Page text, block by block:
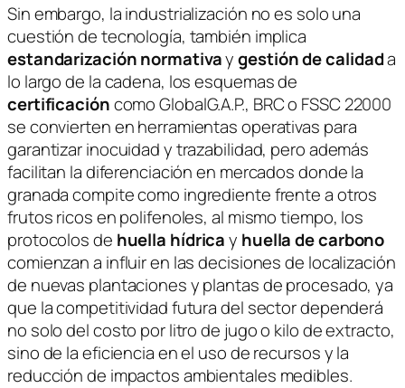
Sin embargo, la industrialización no es solo una
cuestión de tecnología, también implica
estandarización normativaygestión de calidada
lo largo de la cadena, los esquemas de
certificacióncomo GlobalG.A.P., BRC o FSSC 22000
se convierten en herramientas operativas para
garantizar inocuidad y trazabilidad, pero además
facilitan la diferenciación en mercados donde la
granada compite como ingrediente frente a otros
frutos ricos en polifenoles, al mismo tiempo, los
protocolos de huella hídricay huella de carbono
comienzan a influir en las decisiones de localización
de nuevas plantaciones y plantas de procesado, ya
que la competitividad futura del sector dependerá
no solo del costo por litro de jugo o kilo de extracto,
sino de la eficiencia en el uso de recursos y la
reducción de impactos ambientales medibles.